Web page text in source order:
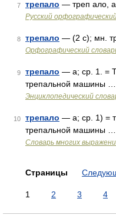
7 трепало — треп ало,
Русский
8 трепало — (2 с); мн.
Орфографический
9 трепало — а; ср. 1. =
трепальной машины …
Энциклопедический
10 трепало — а; ср. 1) =
трепальной машины …
Словарь многих
Страницы
1 2 3 4